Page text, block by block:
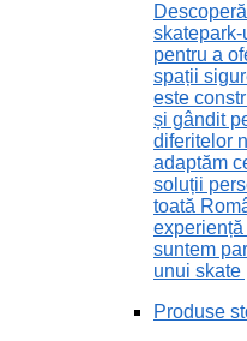
pentru a
spații
este
și gândit
diferitelor
adaptăm
soluții
toată
suntem
unui skate
Produse